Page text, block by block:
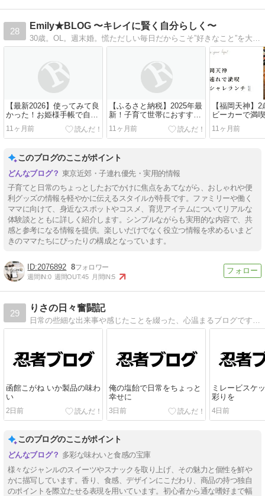
28
Emily★BLOG 〜キレイに賢く自分らしく〜
30歳。OL。週末婚。慌ただしい毎日だからこそ”好きなこと”を大切にしたい。と願う３０代女性目線で、自分の事をちょっと好きになる★そんなBlogを更新中。
【最新2026】使ってみて良
かった！お姫様手帳で自己
肯定感アップ！？口コミ
11ヶ月前
【ふるさと納税】2025年最
新！子育て世帯におすすめ
11ヶ月前
【福岡天神】
ビーカーで満
ランチを楽し
11ヶ月前
このブログのここがポイント
東京近郊・子連れ優先・実用的情報
子育てと日常のちょっとしたおでかけに焦点をあてながら、おしゃれや便
利グッズの情報を軽やかに伝えるスタイルが特長です。ファミリーや働く
ママに向けて、身近なスポットやコスメ、育児アイテムについてリアルな
体験談とともに詳しく紹介します。シンプルながらも実用的な内容で、共
感と参考になる情報を提供。楽しいだけでなく役立つ情報を求めるいまど
きのママたちにぴったりの構成となっています。
2076892 8
週間IN:0 週間OUT:45 月間IN:5
29
りさの日々奮闘記
函館こがね いか製品の味わ
い
2日前
俺の塩飴で日常をちょっと
幸せに
3日前
ミレービスケ
彩りを
4日前
このブログのここがポイント
多彩な味わいと食感の宝庫
様々なジャンルのスイーツやスナックを取り上げ、その魅力と個性を鮮や
かに描写しています。香り、食感、デザインにこだわり、商品の持つ独自
のポイントを際立たせる表現を用いています。初心者から通な嗜好まで幅